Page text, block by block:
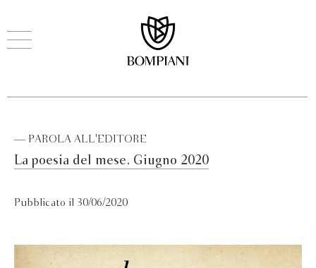
— PAROLA ALL'EDITORE
La poesia del mese. Giugno 2020
Pubblicato il 30/06/2020